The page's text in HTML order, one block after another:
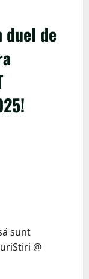
duel de
sunt
@